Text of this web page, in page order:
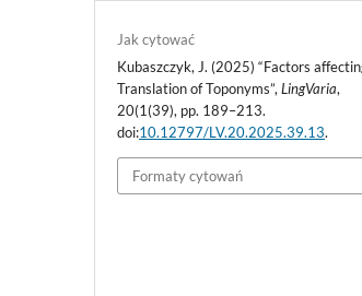
Jak cytować
Kubaszczyk, J. (2025) “Factors
Translation of Toponyms”,LingVaria,
20(1(39), pp. 189–213.
doi:10.12797/LV.20.2025.39.13.
Formaty cytowań